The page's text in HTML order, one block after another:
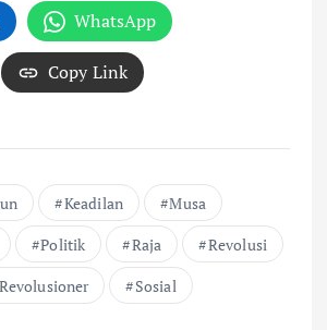
WhatsApp
Copy Link
Keadilan
Musa
Politik Raja
Revolusi
Revolusioner
Sosial